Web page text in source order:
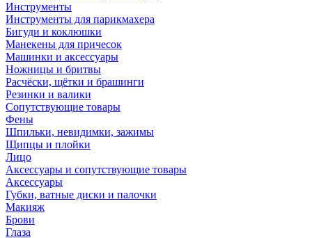
Инструменты
Инструменты для парикмахера
Бигуди и коклюшки
Манекены для причесок
Машинки и аксессуары
Ножницы и бритвы
Расчёски, щётки и брашинги
Резинки и валики
Сопутствующие товары
Фены
Шпильки, невидимки, зажимы
Щипцы и плойки
Лицо
Аксессуары и сопутствующие товары
Аксессуары
Губки, ватные диски и палочки
Макияж
Брови
Глаза